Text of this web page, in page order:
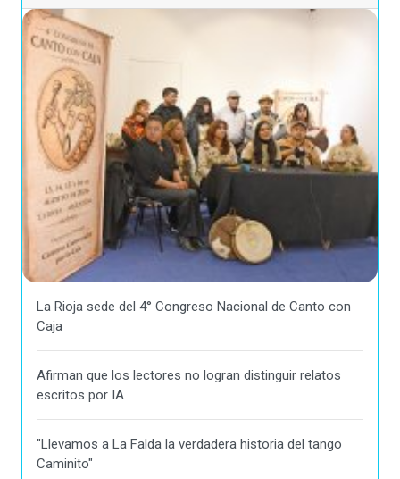
La Rioja sede del 4° Congreso Nacional de Canto con
Caja
Afirman que los lectores no logran distinguir relatos
escritos por IA
"Llevamos a La Falda la verdadera historia del tango
Caminito"